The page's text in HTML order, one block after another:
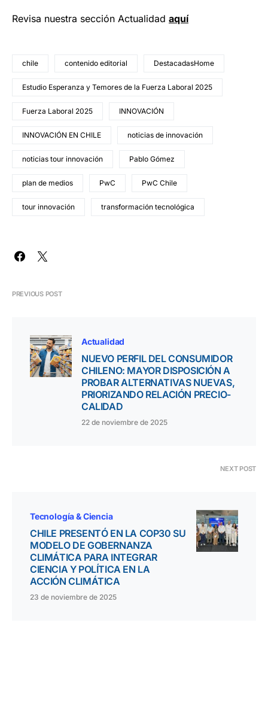
Revisa nuestra sección Actualidad aquí
chile contenido editorial DestacadasHome
Estudio Esperanza y Temores de la Fuerza Laboral 2025
Fuerza Laboral 2025 INNOVACIÓN
INNOVACIÓN EN CHILE noticias de innovación
noticias tour innovación Pablo Gómez
plan de medios PwC PwC Chile
tour innovación transformación tecnológica
PREVIOUS POST
Actualidad
NUEVO PERFIL DEL CONSUMIDOR
CHILENO: MAYOR DISPOSICIÓN A
PROBAR ALTERNATIVAS NUEVAS,
PRIORIZANDO RELACIÓN PRECIO-
CALIDAD
22 de noviembre de 2025
NEXT POST
Tecnología & Ciencia
CHILE PRESENTÓ EN LA COP30 SU
MODELO DE GOBERNANZA
CLIMÁTICA PARA INTEGRAR
CIENCIA Y POLÍTICA EN LA
ACCIÓN CLIMÁTICA
23 de noviembre de 2025